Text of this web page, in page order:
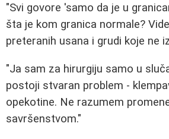
"Svi govore 'samo da je u
šta je kom granica normale?
preteranih usana i grudi koje ne
"Ja sam za hirurgiju samo u
postoji stvaran problem -
opekotine. Ne razumem
savršenstvom."